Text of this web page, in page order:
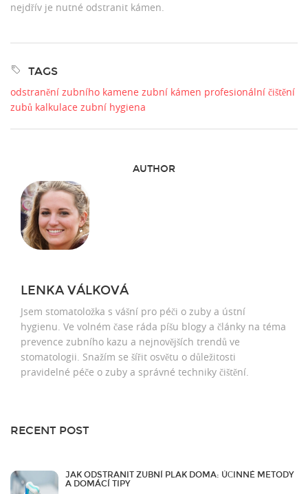
nejdřív je nutné odstranit kámen.
TAGS
odstranění zubního kamene zubní kámen profesionální čištění
zubů kalkulace zubní hygiena
AUTHOR
LENKA VÁLKOVÁ
Jsem stomatoložka s vášní pro péči o zuby a ústní
hygienu. Ve volném čase ráda píšu blogy a články na téma
prevence zubního kazu a nejnovějších trendů ve
stomatologii. Snažím se šířit osvětu o důležitosti
pravidelné péče o zuby a správné techniky čištění.
RECENT POST
JAK ODSTRANIT ZUBNÍ PLAK DOMA: ÚČINNÉ METODY
A DOMÁCÍ TIPY